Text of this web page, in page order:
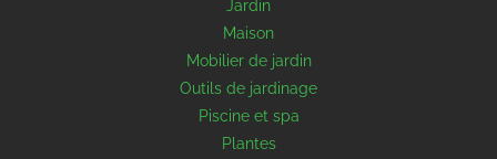
Jardin
Maison
Mobilier de jardin
Outils de jardinage
Piscine et spa
Plantes